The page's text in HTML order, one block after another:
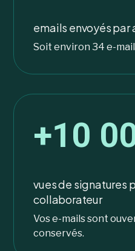
emails envoyés
Soit environ 34 e-
+10
vues de signatures
collaborateur
Vos e-mails sont
conservés.